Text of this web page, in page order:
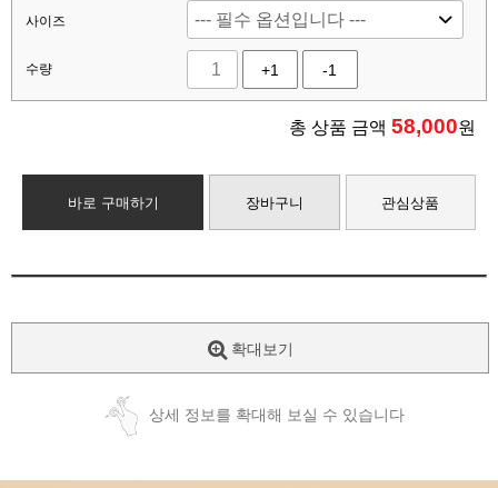
사이즈
수량 +1 -1
총 상품 금액 58,000원
바로 구매하기 장바구니 관심상품
확대보기
상세 정보를 확대해 보실 수 있습니다